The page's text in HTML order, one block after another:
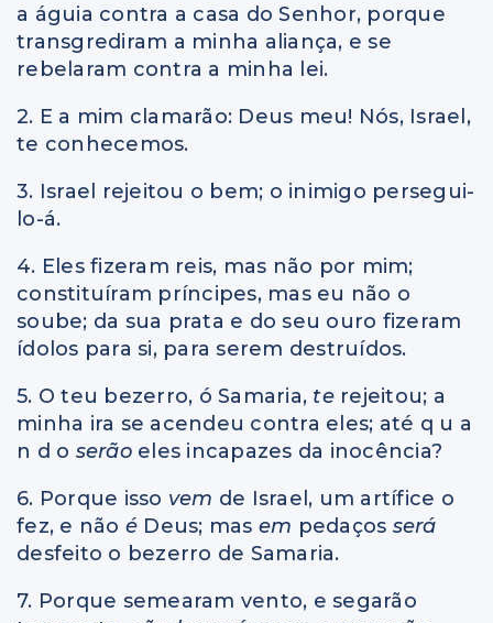
a águia contra a casa do Senhor, porque
transgrediram a minha aliança, e se
rebelaram contra a minha lei.
2. E a mim clamarão: Deus meu! Nós, Israel,
te conhecemos.
3. Israel rejeitou o bem; o inimigo persegui-
lo-á.
4. Eles fizeram reis, mas não por mim;
constituíram príncipes, mas eu não o
soube; da sua prata e do seu ouro fizeram
ídolos para si, para serem destruídos.
5. O teu bezerro, ó Samaria, te rejeitou; a
minha ira se acendeu contra eles; até q u a
n d o serão eles incapazes da inocência?
6. Porque isso vem de Israel, um artífice o
fez, e não é Deus; mas em pedaços será
desfeito o bezerro de Samaria.
7. Porque semearam vento, e segarão